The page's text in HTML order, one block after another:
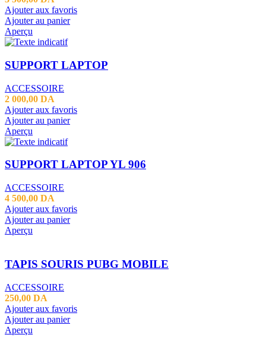
Ajouter aux favoris
Ajouter au panier
Aperçu
SUPPORT LAPTOP
ACCESSOIRE
2 000,00 DA
Ajouter aux favoris
Ajouter au panier
Aperçu
SUPPORT LAPTOP YL 906
ACCESSOIRE
4 500,00 DA
Ajouter aux favoris
Ajouter au panier
Aperçu
TAPIS SOURIS PUBG MOBILE
ACCESSOIRE
250,00 DA
Ajouter aux favoris
Ajouter au panier
Aperçu